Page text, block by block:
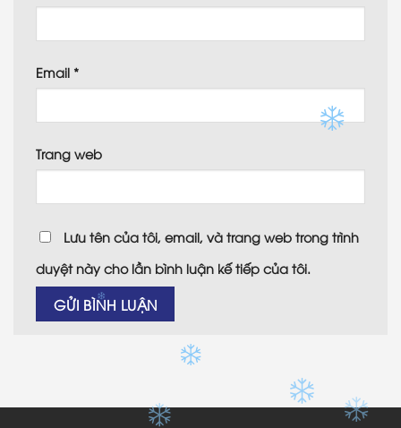
Email *
Trang web
Lưu tên của tôi, email, và trang web trong trình
duyệt này cho lần bình luận kế tiếp của tôi.